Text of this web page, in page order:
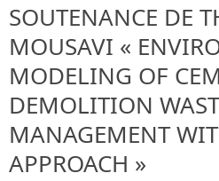
SOUTENANCE DE
MOUSAVI «
MODELING OF
DEMOLITION
MANAGEMENT
APPROACH »